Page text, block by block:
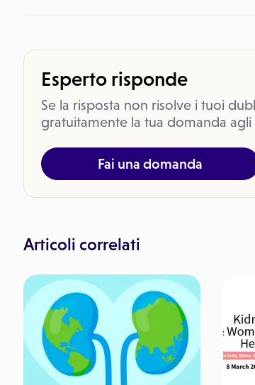
Esperto risponde
Se la risposta non risolve i tuoi
gratuitamente la tua domanda agli
Fai una domanda
Articoli correlati